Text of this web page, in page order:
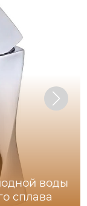
воды
сплава